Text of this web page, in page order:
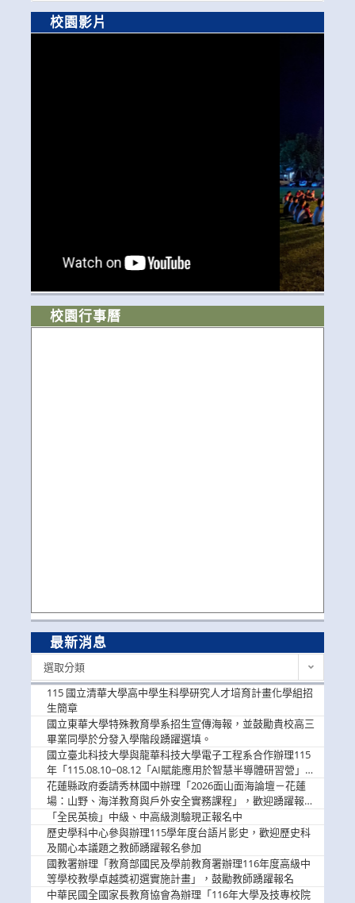
校園影片
校園行事曆
最新消息
選取分類
115 國立清華大學高中學生科學研究人才培育計畫化學組招
生簡章
國立東華大學特殊教育學系招生宣傳海報，並鼓勵貴校高三
畢業同學於分發入學階段踴躍選填。
國立臺北科技大學與龍華科技大學電子工程系合作辦理115
年「115.08.10~08.12「AI賦能應用於智慧半導體研習營」，
歡迎學生踴躍報名參加
花蓮縣政府委請秀林國中辦理「2026面山面海論壇－花蓮
場：山野、海洋教育與戶外安全實務課程」，歡迎踴躍報名
參加
「全民英檢」中級、中高級測驗現正報名中
歷史學科中心參與辦理115學年度台語片影史，歡迎歷史科
及關心本議題之教師踴躍報名參加
國教署辦理「教育部國民及學前教育署辦理116年度高級中
等學校教學卓越獎初選實施計畫」，鼓勵教師踴躍報名
中華民國全國家長教育協會為辦理「116年大學及技專校院